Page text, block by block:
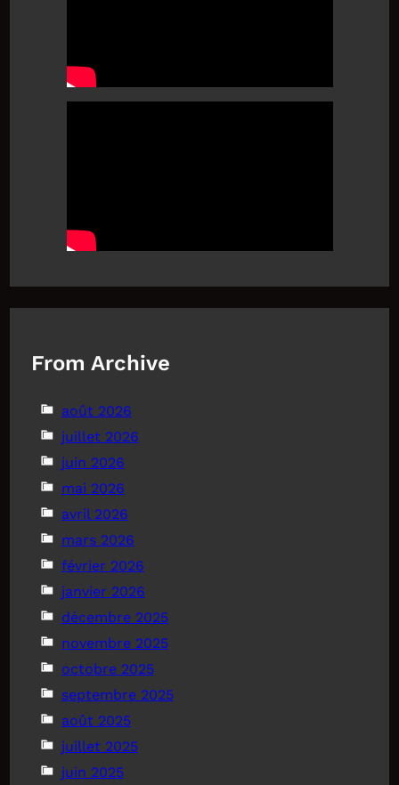
From Archive
août 2026
juillet 2026
juin 2026
mai 2026
avril 2026
mars 2026
février 2026
janvier 2026
décembre 2025
novembre 2025
octobre 2025
septembre 2025
août 2025
juillet 2025
juin 2025